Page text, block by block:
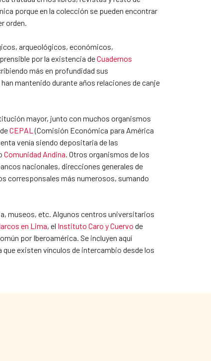
porque en la colección se pueden encontrar
orden.
arqueológicos, económicos,
por la existencia deCuadernos
más en profundidad sus
mantenido durante años relaciones de canje
mayor, junto con muchos organismos
CEPAL(Comisión Económica para América
venía siendo depositaria de las
Comunidad Andina . Otros organismos de los
nacionales, direcciones generales de
corresponsales más numerosos, sumando
museos, etc. Algunos centros universitarios
en Lima, el Instituto Caro y Cuervo de
por Iberoamérica. Se incluyen aquí
existen vínculos de intercambio desde los